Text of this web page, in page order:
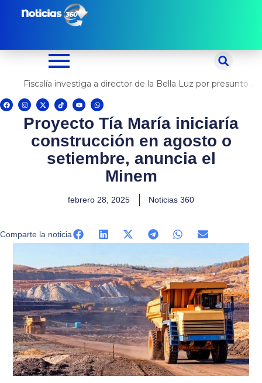
Fiscalía investiga a director de la Bella Luz por presunto abuso contra cantante Naldy Saldaña
F
a
c
I
n
s
t
a
X
-
t
w
i
t
e
T
i
k
t
o
Y
o
u
t
u
e
W
h
a
p
p
Proyecto Tía María iniciaría
construcción en agosto o
setiembre, anuncia el
Minem
febrero 28, 2025 Noticias 360
Comparte la noticia